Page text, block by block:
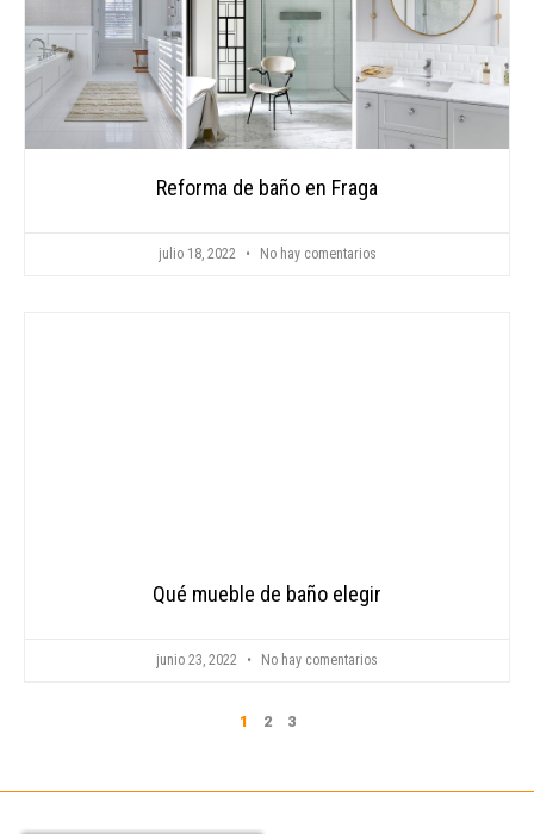
Reforma de baño en Fraga
julio 18, 2022 No hay comentarios
Qué mueble de baño elegir
junio 23, 2022 No hay comentarios
1 2 3